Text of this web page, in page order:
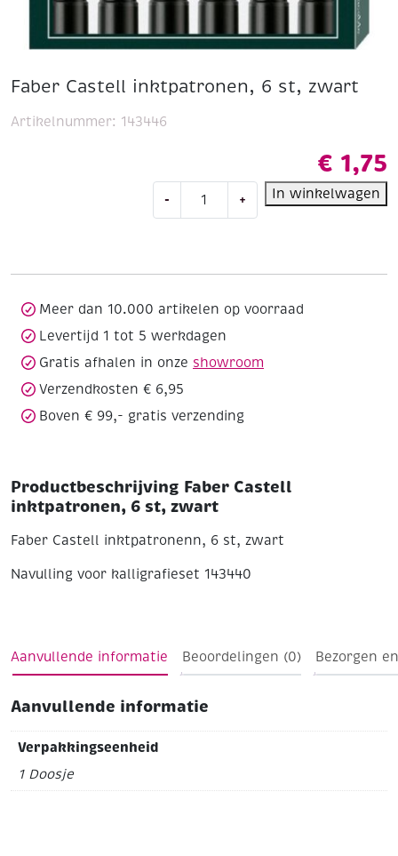
Faber Castell inktpatronen, 6 st, zwart
€ 1,75
-
aantal
+ In winkelwagen
Artikelnummer: 143446
Meer dan 10.000 artikelen op voorraad
Levertijd 1 tot 5 werkdagen
Gratis afhalen in onze showroom
Verzendkosten € 6,95
Boven € 99,- gratis verzending
Productbeschrijving Faber Castell
inktpatronen, 6 st, zwart
Faber Castell inktpatronenn, 6 st, zwart
Navulling voor kalligrafieset 143440
Aanvullende informatie Beoordelingen (0) Bezorgen
Aanvullende informatie
Verpakkingseenheid
1 Doosje